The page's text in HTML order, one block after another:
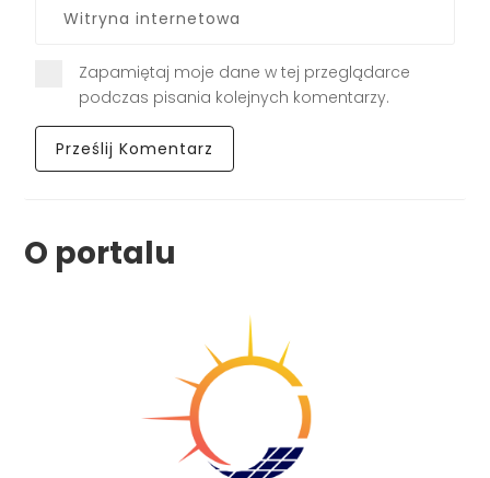
Zapamiętaj moje dane w tej przeglądarce
podczas pisania kolejnych komentarzy.
O portalu